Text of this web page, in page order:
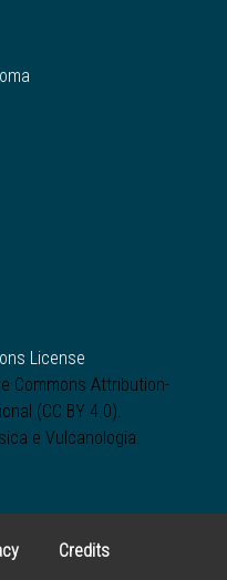
Commons Attribution-
(CC BY 4.0)
e Vulcanologia
Credits